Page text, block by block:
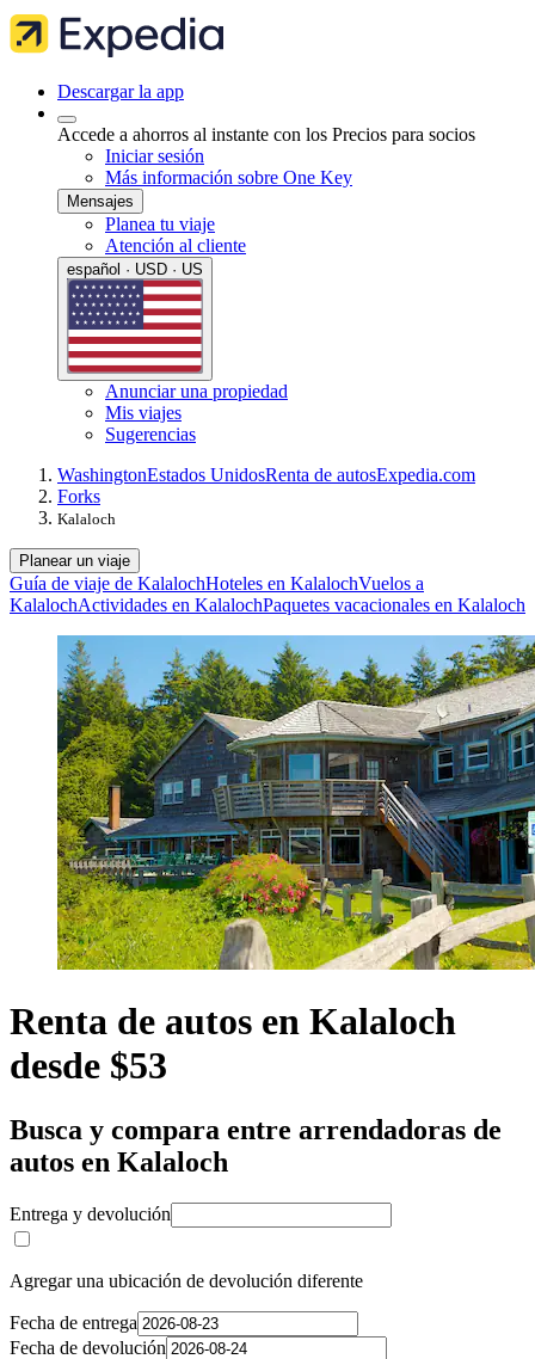
Descargar la app
Accede a ahorros al instante con los Precios para socios
Iniciar sesión
Más información sobre One Key
Mensajes
Planea tu viaje
Atención al cliente
español · USD · US
Anunciar una propiedad
Mis viajes
Sugerencias
WashingtonEstados UnidosRenta de autosExpedia.com
Forks
Kalaloch
Planear un viaje
Guía de viaje de KalalochHoteles en KalalochVuelos a
KalalochActividades en KalalochPaquetes vacacionales en Kalaloch
Renta de autos en Kalaloch
desde $53
Busca y compara entre arrendadoras de
autos en Kalaloch
Entrega y devolución
Agregar una ubicación de devolución diferente
Fecha de entrega
Fecha de devolución